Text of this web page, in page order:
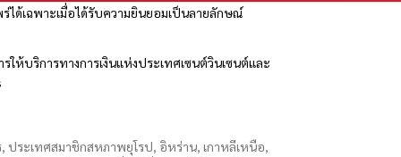
ได้เฉพาะเมื่อได้รับความยินยอมเป็นลายลักษณ์
ห้บริการทางการเงินแห่งประเทศเซนต์วินเซนต์และ
ประเทศสมาชิกสหภาพยุโรป, อิหร่าน, เกาหลีเหนือ,